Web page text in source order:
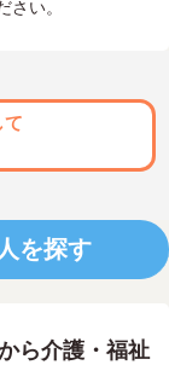
い。
て
を探す
ら介護・福祉